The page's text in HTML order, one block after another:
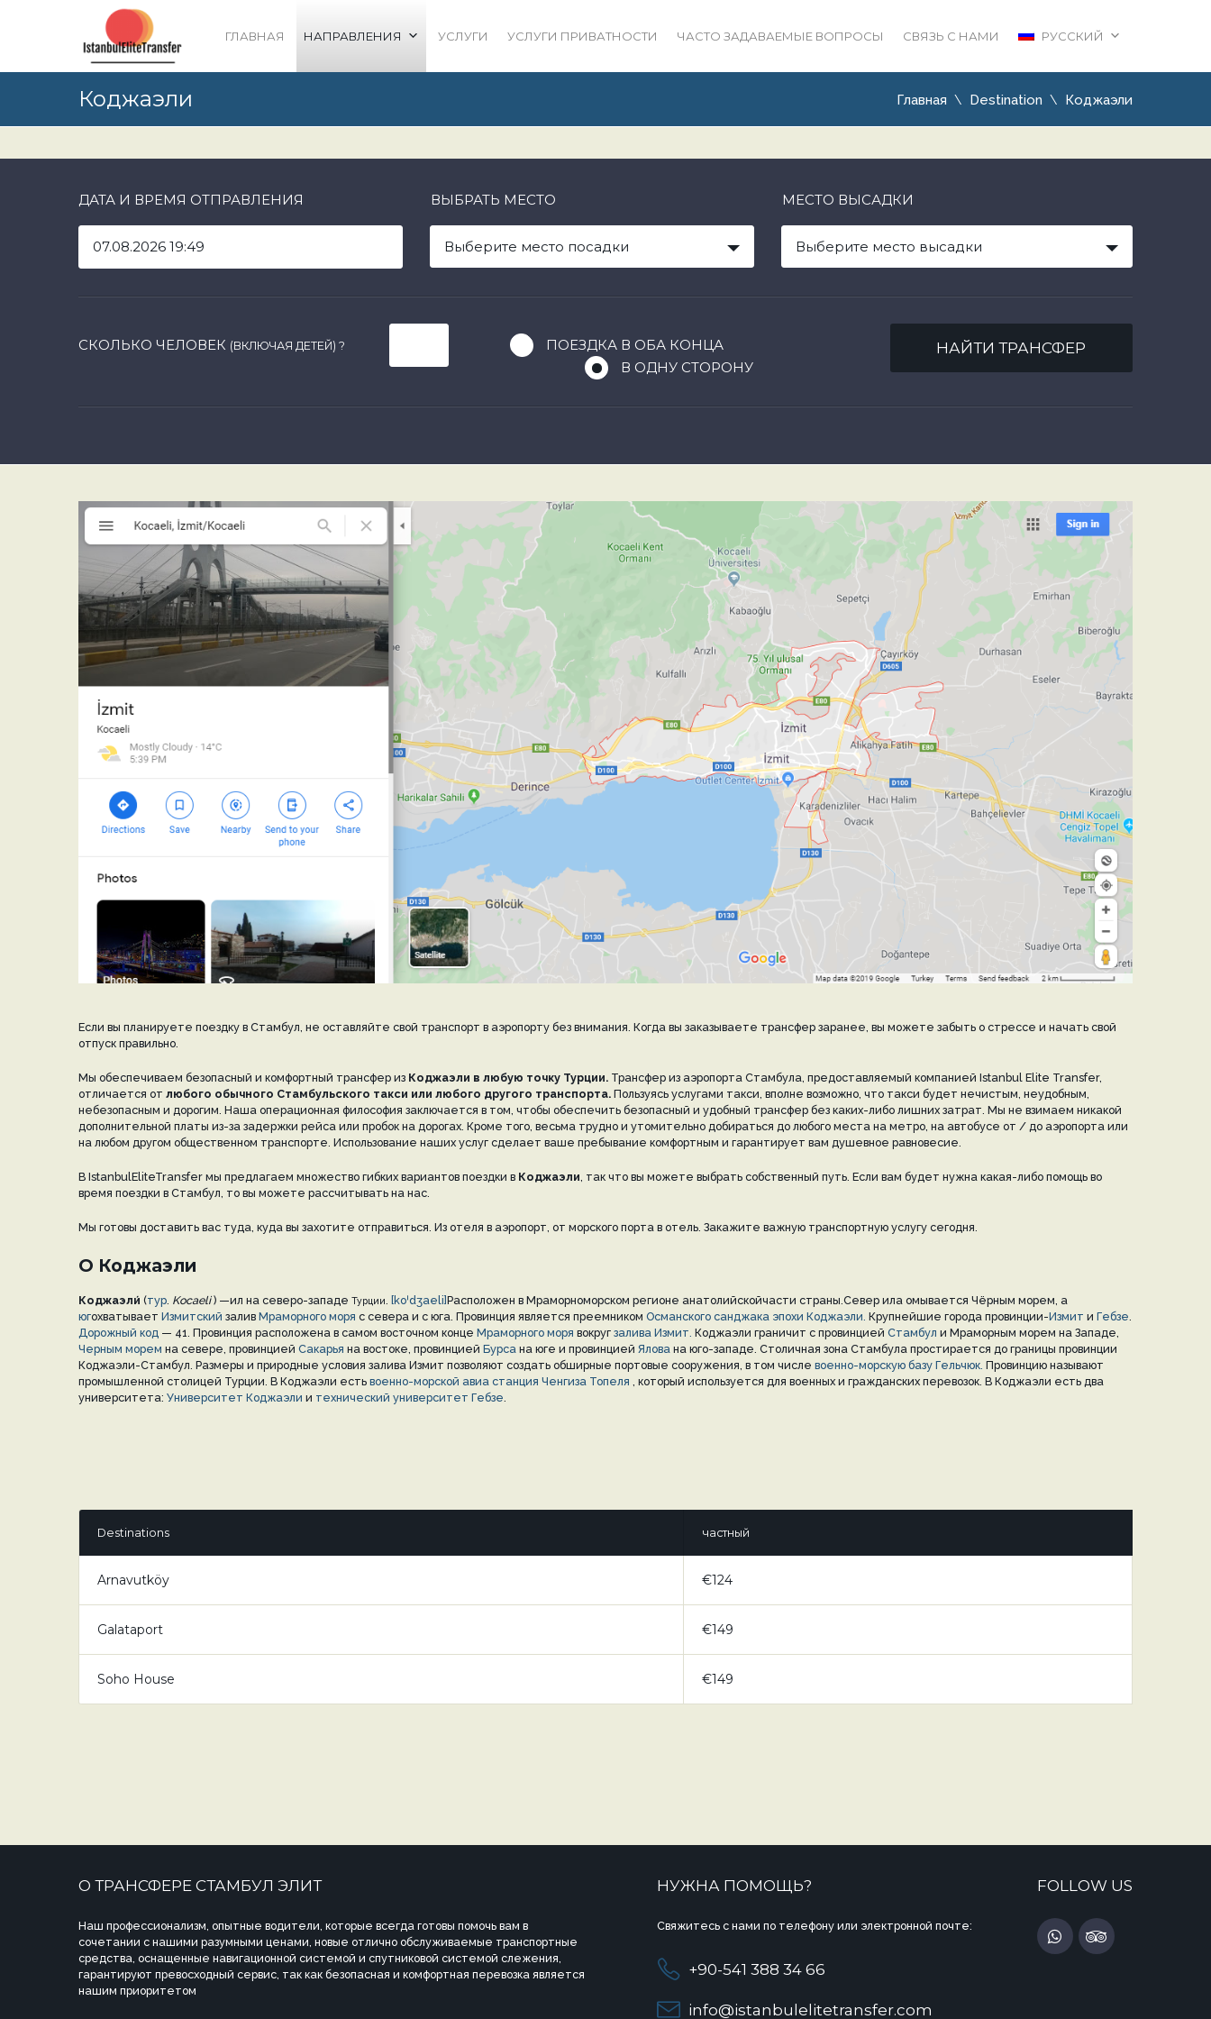
ГЛАВНАЯ НАПРАВЛЕНИЯ УСЛУГИ УСЛУГИ ПРИВАТНОСТИ ЧАСТО ЗАДАВАЕМЫЕ ВОПРОСЫ СВЯЗЬ С НАМИ РУССКИЙ
Коджаэли Главная Destination Коджаэли
ДАТА И ВРЕМЯ ОТПРАВЛЕНИЯ ВЫБРАТЬ МЕСТО
Выберите место посадки
МЕСТО ВЫСАДКИ
Выберите место высадки
СКОЛЬКО ЧЕЛОВЕК (ВКЛЮЧАЯ ДЕТЕЙ) ?
ПОЕЗДКА В ОБА КОНЦА
В ОДНУ СТОРОНУ
НАЙТИ ТРАНСФЕР
Если вы планируете поездку в Стамбул, не оставляйте свой транспорт в аэропорту без внимания. Когда вы заказываете трансфер заранее, вы можете забыть о стрессе и начать свой
отпуск правильно.
Мы обеспечиваем безопасный и комфортный трансфер из Коджаэли в любую точку Турции. Трансфер из аэропорта Стамбула, предоставляемый компанией Istanbul Elite Transfer,
отличается от любого обычного Стамбульского такси или любого другого транспорта. Пользуясь услугами такси, вполне возможно, что такси будет нечистым, неудобным,
небезопасным и дорогим. Наша операционная философия заключается в том, чтобы обеспечить безопасный и удобный трансфер без каких-либо лишних затрат. Мы не взимаем никакой
дополнительной платы из-за задержки рейса или пробок на дорогах. Кроме того, весьма трудно и утомительно добираться до любого места на метро, на автобусе от / до аэропорта или
на любом другом общественном транспорте. Использование наших услуг сделает ваше пребывание комфортным и гарантирует вам душевное равновесие.
В IstanbulEliteTransfer мы предлагаем множество гибких вариантов поездки в Коджаэли, так что вы можете выбрать собственный путь. Если вам будет нужна какая-либо помощь во
время поездки в Стамбул, то вы можете рассчитывать на нас.
Мы готовы доставить вас туда, куда вы захотите отправиться. Из отеля в аэропорт, от морского порта в отель. Закажите важную транспортную услугу сегодня.
О Коджаэли
Коджаэли́ (тур. Kocaeli) —ил на северо-западе Турции. [koˈdʒaeli]Расположен в Мраморноморском регионе анатолийскойчасти страны.Север ила омывается Чёрным морем, а
югохватывает Измитский залив Мраморного моря с севера и с юга. Провинция является преемником Османского санджака эпохи Коджаэли. Крупнейшие города провинции-Измит и Гебзе.
Дорожный код — 41. Провинция расположена в самом восточном конце Мраморного моря вокруг залива Измит. Коджаэли граничит с провинцией Стамбул и Мраморным морем на Западе,
Черным морем на севере, провинцией Сакарья на востоке, провинцией Бурса на юге и провинцией Ялова на юго-западе. Столичная зона Стамбула простирается до границы провинции
Коджаэли-Стамбул. Размеры и природные условия залива Измит позволяют создать обширные портовые сооружения, в том числе военно-морскую базу Гельчюк. Провинцию называют
промышленной столицей Турции. В Коджаэли есть военно-морской авиа станция Ченгиза Топеля , который используется для военных и гражданских перевозок. В Коджаэли есть два
университета: Университет Коджаэли и технический университет Гебзе.
Destinations частный
Arnavutköy €124
Galataport €149
Soho House €149
О ТРАНСФЕРЕ СТАМБУЛ ЭЛИТ
Наш профессионализм, опытные водители, которые всегда готовы помочь вам в
сочетании с нашими разумными ценами, новые отлично обслуживаемые транспортные
средства, оснащенные навигационной системой и спутниковой системой слежения,
гарантируют превосходный сервис, так как безопасная и комфортная перевозка является
нашим приоритетом
НУЖНА ПОМОЩЬ?
Свяжитесь с нами по телефону или электронной почте:
+90-541 388 34 66
info@istanbulelitetransfer.com
FOLLOW US